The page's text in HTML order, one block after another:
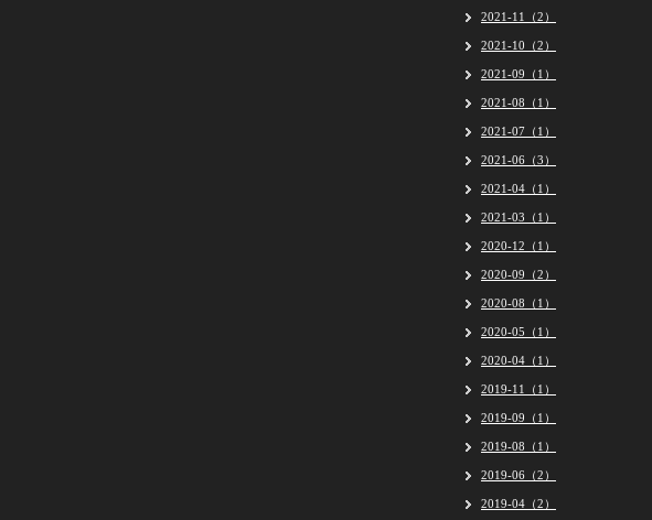
2021-11（2）
2021-10（2）
2021-09（1）
2021-08（1）
2021-07（1）
2021-06（3）
2021-04（1）
2021-03（1）
2020-12（1）
2020-09（2）
2020-08（1）
2020-05（1）
2020-04（1）
2019-11（1）
2019-09（1）
2019-08（1）
2019-06（2）
2019-04（2）